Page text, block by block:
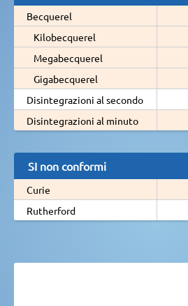
Becquerel
Kilobecquerel
Megabecquerel
Gigabecquerel
Disintegrazioni al secondo
Disintegrazioni al minuto
SI non conformi
Curie
Rutherford